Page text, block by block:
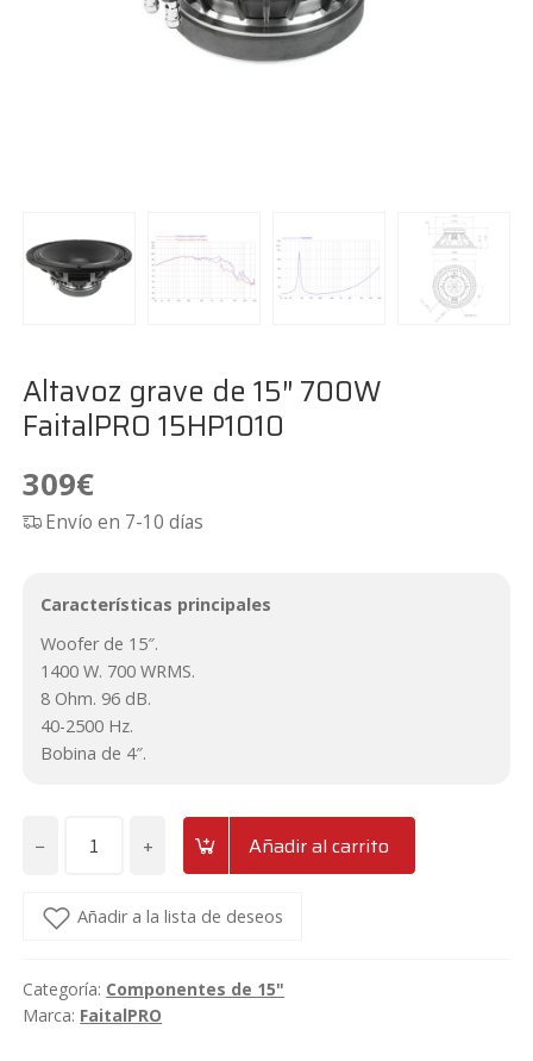
Altavoz grave de 15″ 700W
FaitalPRO 15HP1010
309€
Envío en 7-10 días
Características principales
Woofer de 15″.
1400 W. 700 WRMS.
8 Ohm. 96 dB.
40-2500 Hz.
Bobina de 4″.
−
de
700W
FaitalPRO
+ Añadir al carrito
Añadir a la lista de deseos
Categoría: Componentes de 15"
Marca: FaitalPRO